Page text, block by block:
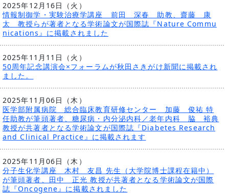
2025年12月16日（火）
情報制御学・実験治療学講座 前田 深春 助教、齋藤 康
太 教授らが著者となる学術論文が国際誌『Nature Commu
nications』に掲載されました
2025年11月11日（火）
50周年記念講演会×フォーラムが秋田さきがけ新聞に掲載され
ました。
2025年11月06日（木）
医学部附属病院 総合臨床教育研修センター 加藤 俊祐 特
任助教が筆頭著者、糖尿病・内分泌内科／老年内科 脇 裕典
教授が共著者となる学術論文が国際誌『Diabetes Research
and Clinical Practice』に掲載されます
2025年11月06日（木）
分子生化学講座 木村 友昌 先生（大学院博士課程在籍中）
が筆頭著者、田中 正光 教授が共著者となる学術論文が国際
誌『Oncogene』に掲載されました